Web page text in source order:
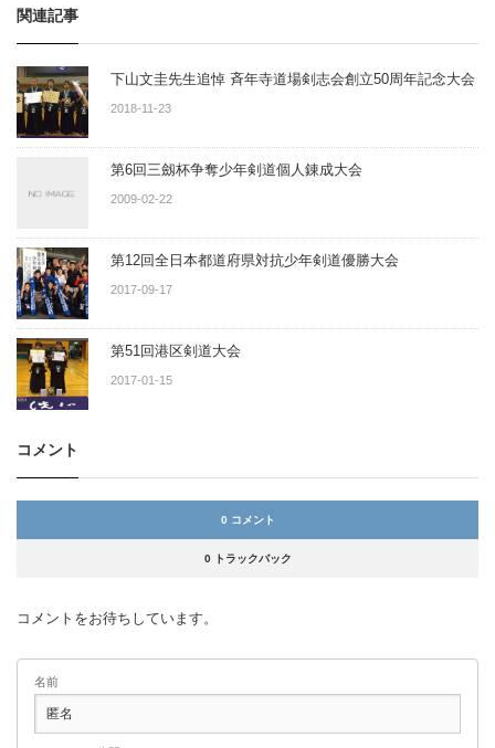
関連記事
下山文圭先生追悼 斉年寺道場剣志会創立50周年記念大会
2018-11-23
第6回三劔杯争奪少年剣道個人錬成大会
2009-02-22
第12回全日本都道府県対抗少年剣道優勝大会
2017-09-17
第51回港区剣道大会
2017-01-15
コメント
0 コメント
0 トラックバック
コメントをお待ちしています。
名前